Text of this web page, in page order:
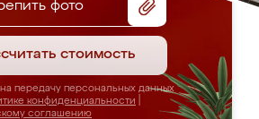
фото
стоимость
передачу персональных данных
конфиденциальности
соглашению